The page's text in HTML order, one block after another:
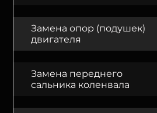
Замена опор (подушек)
двигателя
Замена переднего
сальника коленвала